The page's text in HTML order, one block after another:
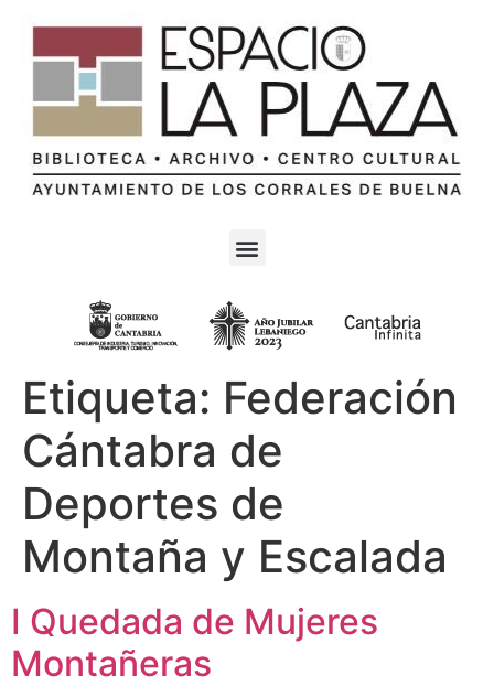
Etiqueta: Federación
Cántabra de
Deportes de
Montaña y Escalada
I Quedada de Mujeres
Montañeras